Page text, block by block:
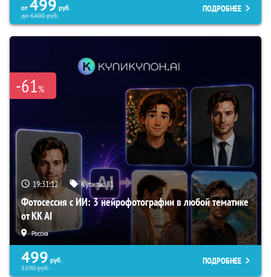
от 499 руб.
до6400руб.
ПОДРОБНЕЕ
-61%
19:31:11 Купили:81
Фотосессия с ИИ: 3 нейрофотографии в любой тематике
от KK AI
Россия
499 руб.
1290руб.
ПОДРОБНЕЕ